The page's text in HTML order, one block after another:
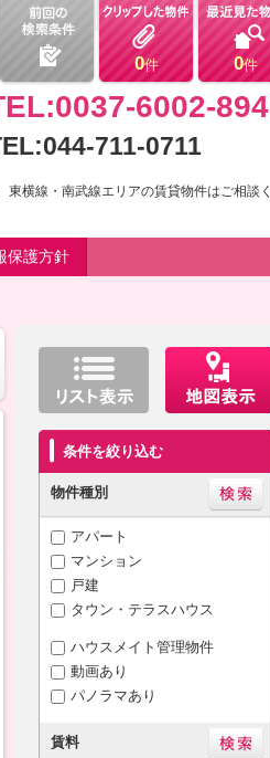
0件 0件
6002-
711-0711
横線・南武線エリアの賃貸物件はご相談
保護方針
条件を絞り込む
物件種別
アパート
マンション
戸建
タウン・テラスハウス
ハウスメイト管理物件
動画あり
パノラマあり
賃料